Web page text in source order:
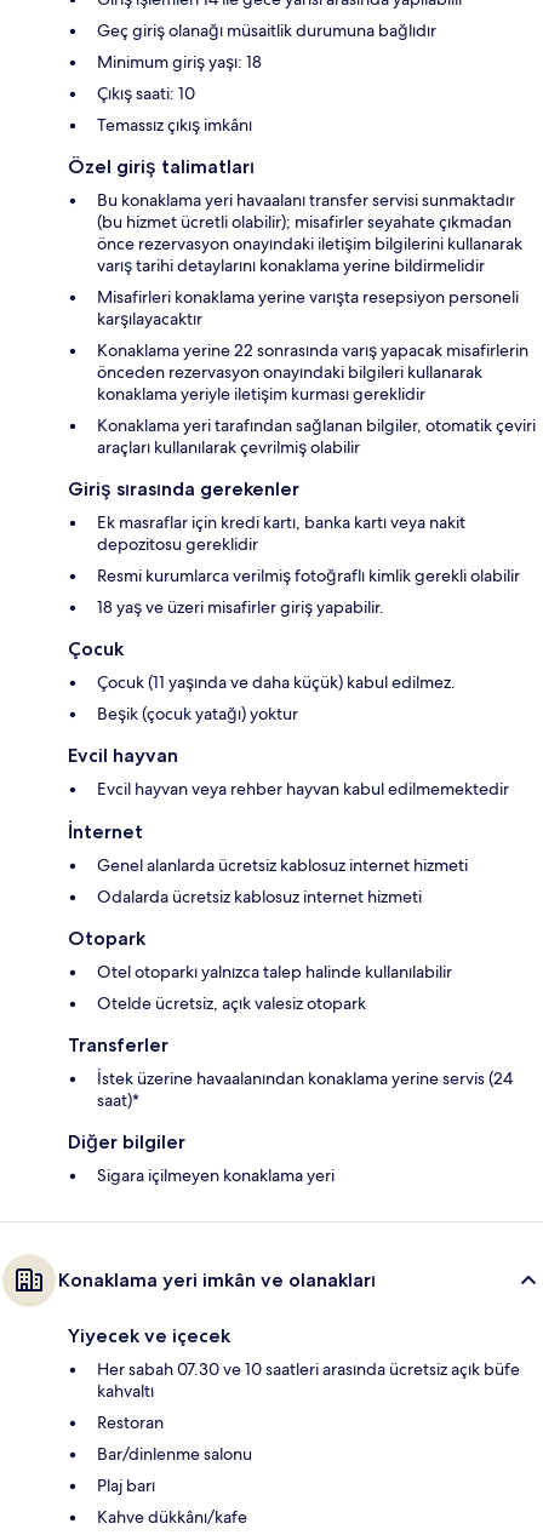
Geç giriş olanağı müsaitlik durumuna bağlıdır
Minimum giriş yaşı: 18
Çıkış saati: 10
Temassız çıkış imkânı
Özel giriş talimatları
Bu konaklama yeri havaalanı transfer servisi sunmaktadır
(bu hizmet ücretli olabilir); misafirler seyahate çıkmadan
önce rezervasyon onayındaki iletişim bilgilerini kullanarak
varış tarihi detaylarını konaklama yerine bildirmelidir
Misafirleri konaklama yerine varışta resepsiyon personeli
karşılayacaktır
Konaklama yerine 22 sonrasında varış yapacak misafirlerin
önceden rezervasyon onayındaki bilgileri kullanarak
konaklama yeriyle iletişim kurması gereklidir
Konaklama yeri tarafından sağlanan bilgiler, otomatik çeviri
araçları kullanılarak çevrilmiş olabilir
Giriş sırasında gerekenler
Ek masraflar için kredi kartı, banka kartı veya nakit
depozitosu gereklidir
Resmi kurumlarca verilmiş fotoğraflı kimlik gerekli olabilir
18 yaş ve üzeri misafirler giriş yapabilir.
Çocuk
Çocuk (11 yaşında ve daha küçük) kabul edilmez.
Beşik (çocuk yatağı) yoktur
Evcil hayvan
Evcil hayvan veya rehber hayvan kabul edilmemektedir
İnternet
Genel alanlarda ücretsiz kablosuz internet hizmeti
Odalarda ücretsiz kablosuz internet hizmeti
Otopark
Otel otoparkı yalnızca talep halinde kullanılabilir
Otelde ücretsiz, açık valesiz otopark
Transferler
İstek üzerine havaalanından konaklama yerine servis (24
saat)*
Diğer bilgiler
Sigara içilmeyen konaklama yeri
Konaklama yeri imkân ve olanakları
Yiyecek ve içecek
Her sabah 07.30 ve 10 saatleri arasında ücretsiz açık büfe
kahvaltı
Restoran
Bar/dinlenme salonu
Plaj barı
Kahve dükkânı/kafe